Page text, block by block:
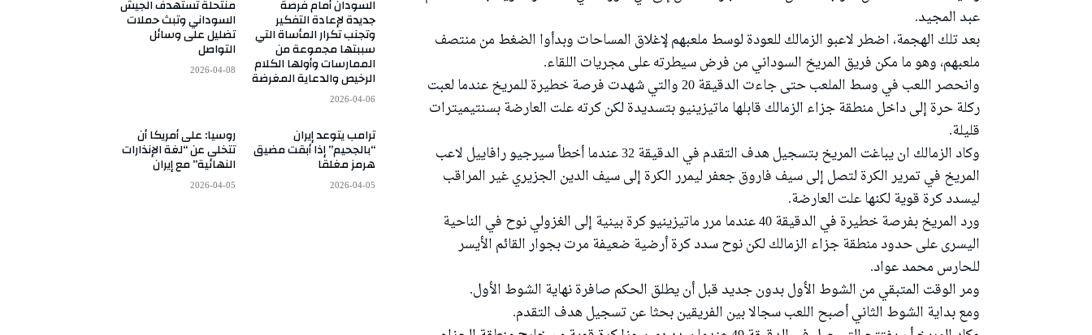
عبد المجيد.
بعد تلك الهجمة، اضطر لاعبو الزمالك للعودة لوسط ملعبهم لإغلاق المساحات وبدأوا الضغط من منتصف
ملعبهم، وهو ما مكن فريق المريخ السوداني من فرض سيطرته على مجريات اللقاء.
وانحصر اللعب في وسط الملعب حتى جاءت الدقيقة 20 والتي شهدت فرصة خطيرة للمريخ عندما لعبت
ركلة حرة إلى داخل منطقة جزاء الزمالك قابلها ماتيزينيو بتسديدة لكن كرته علت العارضة بسنتيميترات
قليلة.
وكاد الزمالك ان يباغت المريخ بتسجيل هدف التقدم في الدقيقة 32 عندما أخطأ سيرجيو رافاييل لاعب
المريخ في تمرير الكرة لتصل إلى سيف فاروق جعفر ليمرر الكرة إلى سيف الدين الجزيري غير المراقب
ليسدد كرة قوية لكنها علت العارضة.
ورد المريخ بفرصة خطيرة في الدقيقة 40 عندما مرر ماتيزينيو كرة بينية إلى الغزولي نوح في الناحية
اليسرى على حدود منطقة جزاء الزمالك لكن نوح سدد كرة أرضية ضعيفة مرت بجوار القائم الأيسر
للحارس محمد عواد.
ومر الوقت المتبقي من الشوط الأول بدون جديد قبل أن يطلق الحكم صافرة نهاية الشوط الأول.
ومع بداية الشوط الثاني أصبح اللعب سجالا بين الفريقين بحثا عن تسجيل هدف التقدم.
منتحلة تستهدف الجيش
السوداني وتبث حملات
تضليل على وسائل
التواصل
2026-04-08
السودان أمام فرصة
جديدة لإعادة التفكير
وتجنب تكرار المأساة التي
سببتها مجموعة من
الممارسات وأولها الكلام
الرخيص والدعاية المغرضة
2026-04-06
روسيا: على أمريكا أن
تتخلى عن “لغة الإنذارات
النهائية” مع إيران
2026-04-05
ترامب يتوعد إيران
“بالجحيم” إذا أبقت مضيق
هرمز مغلقا
2026-04-05